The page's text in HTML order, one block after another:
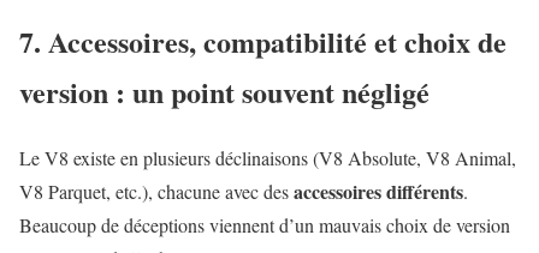
7. Accessoires, compatibilité et choix de
version : un point souvent négligé
Le V8 existe en plusieurs déclinaisons (V8 Absolute, V8 Animal,
V8 Parquet, etc.), chacune avec desaccessoires différents.
Beaucoup de déceptions viennent d’un mauvais choix de version